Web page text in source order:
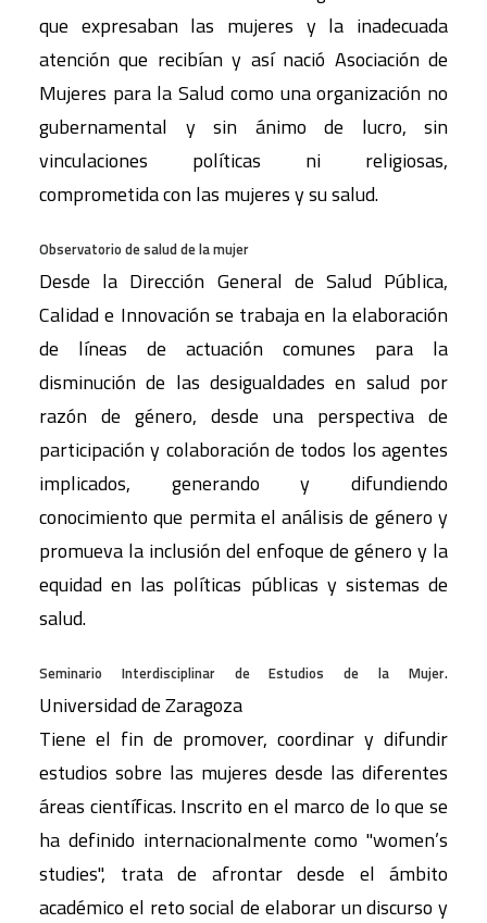
que expresaban las mujeres y la inadecuada
atención que recibían y así nació Asociación de
Mujeres para la Salud como una organización no
gubernamental y sin ánimo de lucro, sin
vinculaciones políticas ni religiosas,
comprometida con las mujeres y su salud.
Observatorio de salud de la mujer
Desde la Dirección General de Salud Pública,
Calidad e Innovación se trabaja en la elaboración
de líneas de actuación comunes para la
disminución de las desigualdades en salud por
razón de género, desde una perspectiva de
participación y colaboración de todos los agentes
implicados, generando y difundiendo
conocimiento que permita el análisis de género y
promueva la inclusión del enfoque de género y la
equidad en las políticas públicas y sistemas de
salud.
Seminario Interdisciplinar de Estudios de la Mujer.
Universidad de Zaragoza
Tiene el fin de promover, coordinar y difundir
estudios sobre las mujeres desde las diferentes
áreas científicas. Inscrito en el marco de lo que se
ha definido internacionalmente como "women’s
studies", trata de afrontar desde el ámbito
académico el reto social de elaborar un discurso y